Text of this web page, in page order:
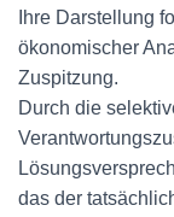
Ihre Darstellung
ökonomischer
Zuspitzung.
Durch die
das der